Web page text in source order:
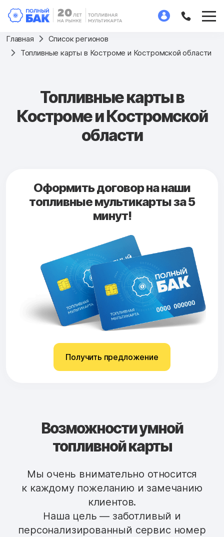
Главная
Список регионов
Топливные карты в Костроме и Костромской области
Топливные карты в
Костроме и Костромской
области
Оформить договор на наши
топливные мультикарты за 5
минут!
Получить предложение
Возможности умной
топливной карты
Мы очень внимательно относится
к каждому пожеланию и замечанию
клиентов.
Наша цель — заботливый и
персонализированный сервис номер